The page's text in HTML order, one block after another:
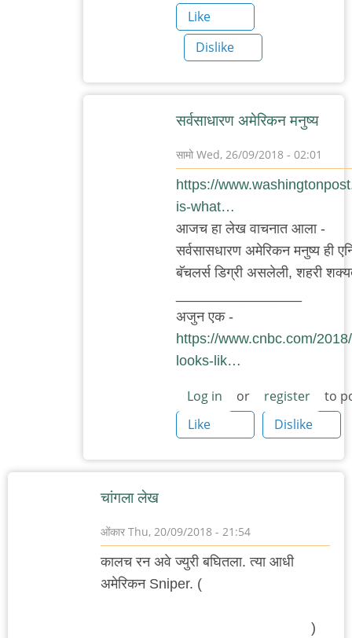
Like
Dislike
सर्वसाधारण अमेरिकन मनुष्य
सामो Wed, 26/09/2018 - 02:01
In
reply
गल्लीतली
बिल्ली
Nile
https://
is-what…
आजच हा लेख वाचनात आला -
सर्वसासधारण अमेरिकन मनुष्य ही
बॅचलर्स डिग्री असलेली, शहरी
अजुन एक -
https://www.cnbc.com/
looks-lik…
Log in or register
to
Like
Dislike
चांगला लेख
ओंकार Thu, 20/09/2018 - 21:54
कालच रन अवे ज्युरी बघितला. त्या आधी
अमेरिकन Sniper. (
)